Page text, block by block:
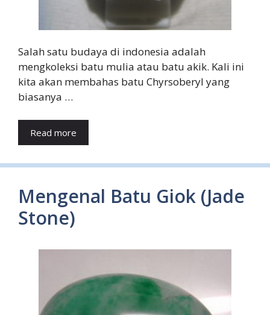
Salah satu budaya di indonesia adalah
mengkoleksi batu mulia atau batu akik. Kali ini
kita akan membahas batu Chyrsoberyl yang
biasanya …
Read more
Mengenal Batu Giok (Jade
Stone)